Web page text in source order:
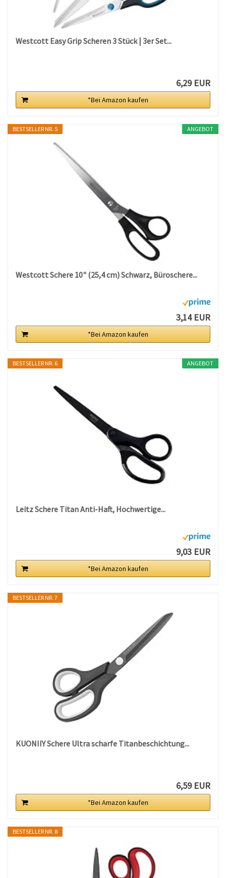
Westcott Easy Grip Scheren 3 Stück | 3er Set...
6,29 EUR
*Bei Amazon kaufen
ANGEBOT
BESTSELLER NR. 5
Westcott Schere 10" (25,4 cm) Schwarz, Büroschere...
3,14 EUR
*Bei Amazon kaufen
ANGEBOT
BESTSELLER NR. 6
Leitz Schere Titan Anti-Haft, Hochwertige...
9,03 EUR
*Bei Amazon kaufen
BESTSELLER NR. 7
KUONIIY Schere Ultra scharfe Titanbeschichtung...
6,59 EUR
*Bei Amazon kaufen
BESTSELLER NR. 8